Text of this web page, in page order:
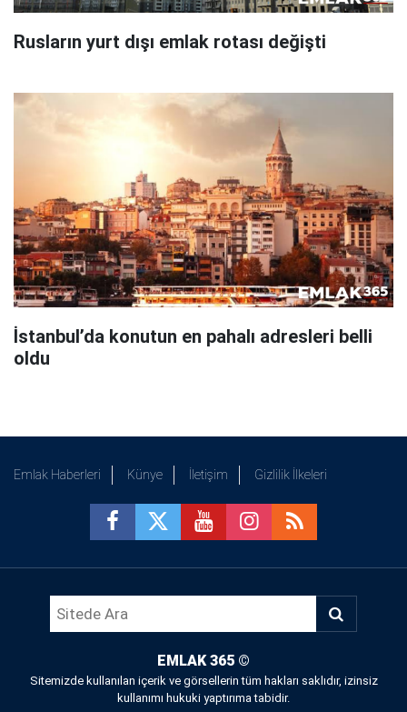
Rusların yurt dışı emlak rotası değişti
İstanbul’da konutun en pahalı adresleri belli
oldu
Emlak Haberleri Künye İletişim Gizlilik İlkeleri
EMLAK 365 ©
Sitemizde kullanılan içerik ve görsellerin tüm hakları saklıdır, izinsiz
kullanımı hukuki yaptırıma tabidir.